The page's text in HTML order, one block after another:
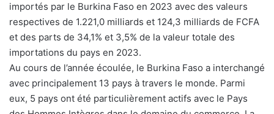
importés par le Burkina Faso en 2023 avec des valeurs
respectives de 1.221,0 milliards et 124,3 milliards de FCFA
et des parts de 34,1% et 3,5% de la valeur totale des
importations du pays en 2023.
Au cours de l’année écoulée, le Burkina Faso a interchangé
avec principalement 13 pays à travers le monde. Parmi
eux, 5 pays ont été particulièrement actifs avec le Pays